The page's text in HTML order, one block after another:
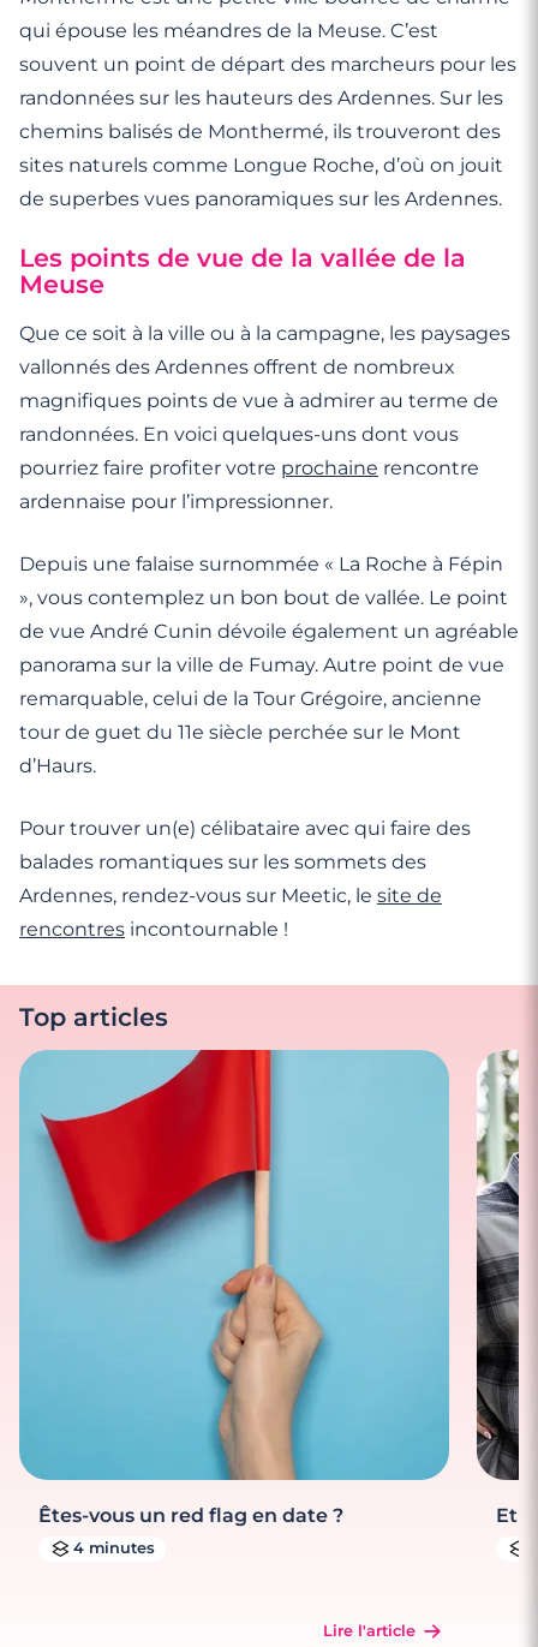
qui épouse les méandres de la Meuse. C’est
souvent un point de départ des marcheurs pour les
randonnées sur les hauteurs des Ardennes. Sur les
chemins balisés de Monthermé, ils trouveront des
sites naturels comme Longue Roche, d’où on jouit
de superbes vues panoramiques sur les Ardennes.
Les points de vue de la vallée de la
Meuse
Que ce soit à la ville ou à la campagne, les paysages
vallonnés des Ardennes offrent de nombreux
magnifiques points de vue à admirer au terme de
randonnées. En voici quelques-uns dont vous
pourriez faire profiter votre prochaine rencontre
ardennaise pour l’impressionner.
Depuis une falaise surnommée « La Roche à Fépin
», vous contemplez un bon bout de vallée. Le point
de vue André Cunin dévoile également un agréable
panorama sur la ville de Fumay. Autre point de vue
remarquable, celui de la Tour Grégoire, ancienne
tour de guet du 11e siècle perchée sur le Mont
d’Haurs.
Pour trouver un(e) célibataire avec qui faire des
balades romantiques sur les sommets des
Ardennes, rendez-vous sur Meetic, le site de
rencontres incontournable !
Top articles
Êtes-vous un red flag en date ?
4 minutes
Lire l'article
Et